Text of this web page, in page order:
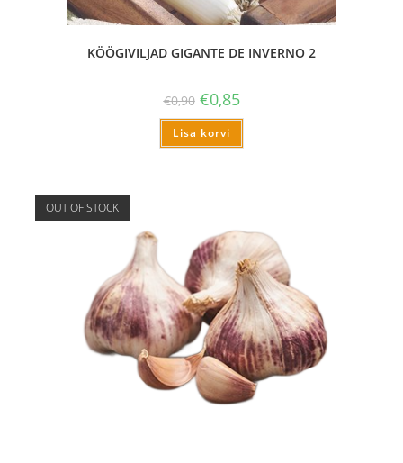
KÖÖGIVILJAD GIGANTE DE INVERNO 2
€0,90 €0,85
Lisa korvi
OUT OF STOCK